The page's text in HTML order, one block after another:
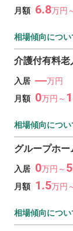
月額 6.8万円
相場傾向につ
介護付有料老
入居 ―万円
月額 0万円～
相場傾向につ
グループホー
入居 0万円～
月額 1.5万円
相場傾向につ